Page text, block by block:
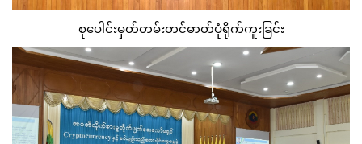
စုပေါင်းမှတ်တမ်းတင်ဓာတ်ပုံရိုက်ကူးခြင်း